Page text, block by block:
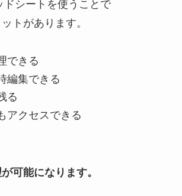
ドシートを使うことで
トがあります。
できる
編集できる
る
アクセスできる
可能になります。